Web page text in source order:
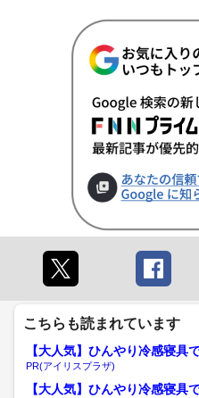
こちらも読まれています
【大人気】ひんやり冷感寝具
PR(アイリスプラザ)
【大人気】ひんやり冷感寝具